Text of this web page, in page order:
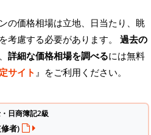
の価格相場は立地、日当たり、眺
考慮する必要があります。 過去の
詳細な価格相場を調べるには無料
サイト 』をご利用ください。
日商簿記2級
者)